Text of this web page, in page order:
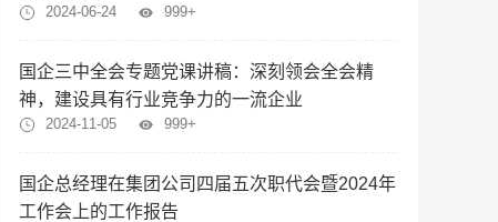
2024-06-24 999+
国企三中全会专题党课讲稿：深刻领会全会精
神，建设具有行业竞争力的一流企业
2024-11-05 999+
国企总经理在集团公司四届五次职代会暨2024年
工作会上的工作报告